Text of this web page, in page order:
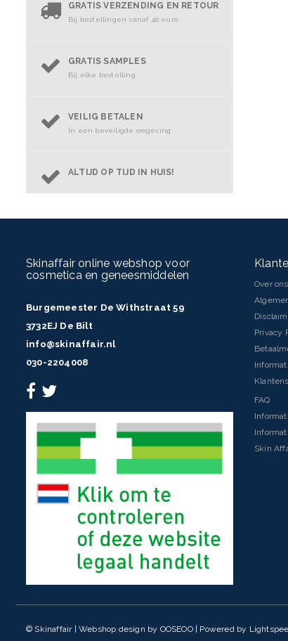
GRATIS VERZENDING EN RETOUR
Bij bestellingen vanaf 40 euro
GRATIS SAMPLES
Bij elke bestelling
VEILIG BETALEN
In een beveiligde omgeving
ALTIJD OP TIJD IN HUIS!
Skinaffair online webshop voor
cosmetica en geneesmiddelen
Burgemeester De Withstraat 59
3732EJ De Bilt
info@skinaffair.nl
030-2204008
Over ons
Privacy
FAQ
Skin
© Skinaffair | Webshop design by OOSEOO| Powered by